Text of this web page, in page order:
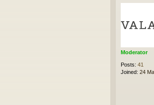
Moderator
Posts: 41
Joined: 24